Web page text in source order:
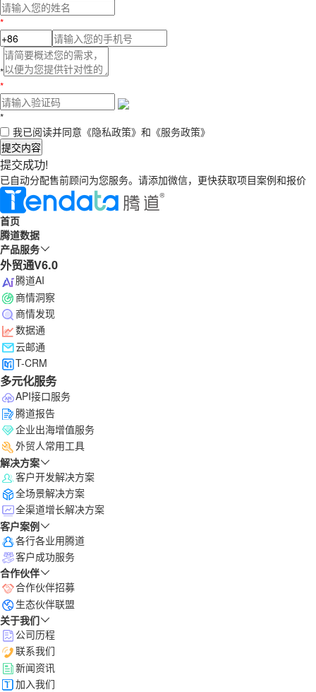
*
*
*
*
我已阅读并同意 《隐私政策》 和 《服务政策》
提交内容
提交成功!
已自动分配售前顾问为您服务。请添加微信，更快获取项目案例和报价
首页
腾道数据
产品服务
外贸通V6.0
腾道AI
商情洞察
商情发现
数据通
云邮通
T-CRM
多元化服务
API接口服务
腾道报告
企业出海增值服务
外贸人常用工具
解决方案
客户开发解决方案
全场景解决方案
全渠道增长解决方案
客户案例
各行各业用腾道
客户成功服务
合作伙伴
合作伙伴招募
生态伙伴联盟
关于我们
公司历程
联系我们
新闻资讯
加入我们